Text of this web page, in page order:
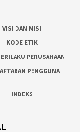
VISI DAN MISI
KODE ETIK
PERUSAHAAN
PENGGUNA
INDEKS